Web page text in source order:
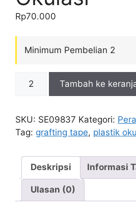
Rp70.000
Minimum Pembelian 2
Grafting
Parafilm
Plastik
Tambah ke
SKU: SE09837 Kategori:
Tag: grafting tape, plastik
Deskripsi Informasi
Ulasan (0)